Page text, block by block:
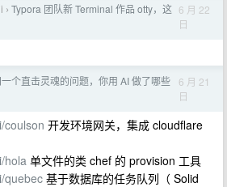
› Typora 团队新 Terminal 作品 otty，这 6 月 22
日
一个直击灵魂的问题，你用 AI 做了哪些
6 月 21
日
coulson 开发环境网关，集成 cloudflare
hola 单文件的类 chef 的 provision 工具
quebec 基于数据库的任务队列（ Solid